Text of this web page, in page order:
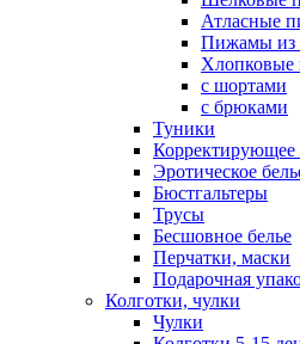
Атласные
Пижамы из
с шортами
с брюками
Туники
Корректирующее
Эротическое
Бюстгальтеры
Трусы
Бесшовное белье
Перчатки, маски
Подарочная
Колготки, чулки
Чулки